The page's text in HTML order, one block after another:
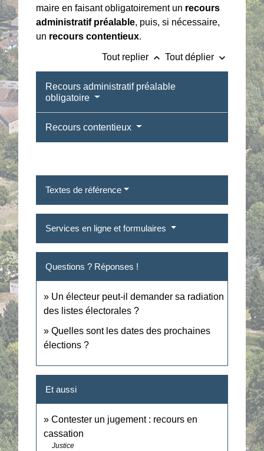
maire en faisant obligatoirement un recours
administratif préalable, puis, si nécessaire,
un recours contentieux.
Tout replier keyboard_arrow_up Tout déplier keyboard_arrow_down
Recours administratif préalable
obligatoire
Recours contentieux
Textes de référence
Services en ligne et formulaires
Questions ? Réponses !
Un électeur peut-il demander sa radiation
des listes électorales ?
Quelles sont les dates des prochaines
élections ?
Et aussi
Contester un jugement : recours en
cassation
Justice